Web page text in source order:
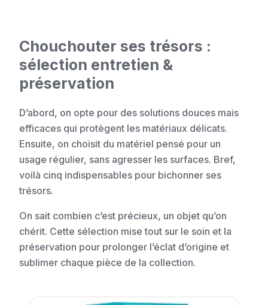
Chouchouter ses trésors :
sélection entretien &
préservation
D’abord, on opte pour des solutions douces mais
efficaces qui protègent les matériaux délicats.
Ensuite, on choisit du matériel pensé pour un
usage régulier, sans agresser les surfaces. Bref,
voilà cinq indispensables pour bichonner ses
trésors.
On sait combien c’est précieux, un objet qu’on
chérit. Cette sélection mise tout sur le soin et la
préservation pour prolonger l’éclat d’origine et
sublimer chaque pièce de la collection.